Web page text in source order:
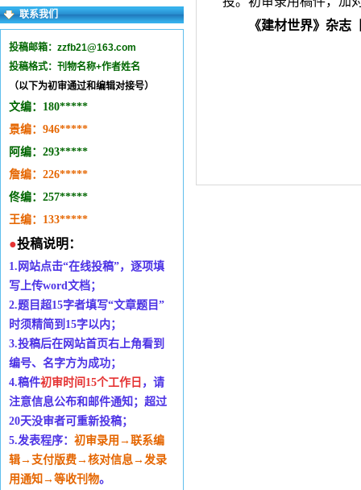
联系我们
投稿邮箱： zzfb21@163.com
投稿格式：刊物名称+作者姓名
（以下为初审通过和编辑对接号）
文编： 180*****
景编： 946*****
阿编：293*****
詹编： 226*****
佟编： 257*****
王编：133*****
●投稿说明：
1. 网站点击“在线投稿”，逐项填
写上传word文档；
2.题目超15字者填写“文章题目 ”
时须精简到 15字以内；
3.投稿后在网站首页右上角看到
编号、名字方为成功；
4.稿件初审时间 15个工作日 ，请
注意信息公布和邮件通知；超过
20天没审者可重新投稿；
5.发表程序： 初审录用→联系编
辑→支付版费→核对信息→发录
用通知→等收刊物。
《建材世界》杂志